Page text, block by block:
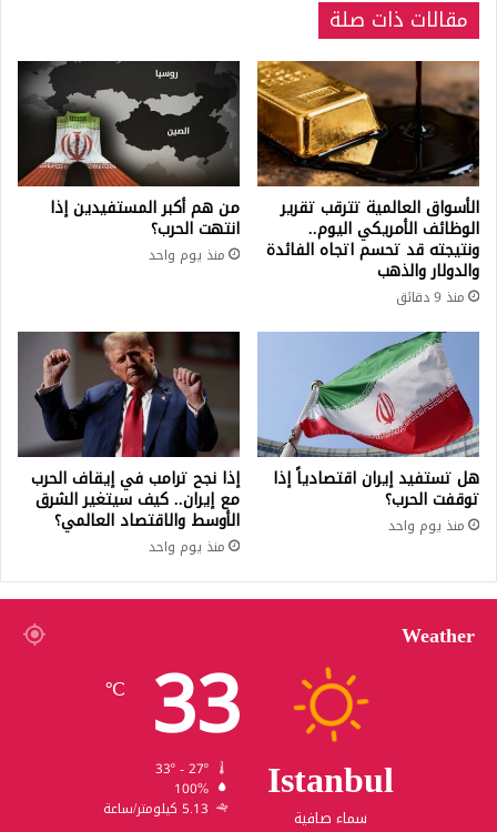
مرة
مقالات ذات صلة
الأسواق العالمية تترقب تقرير
الوظائف الأمريكي اليوم..
ونتيجته قد تحسم اتجاه الفائدة
والدولار والذهب
منذ 9 دقائق
من هم أكبر المستفيدين إذا
انتهت الحرب؟
منذ يوم واحد
هل تستفيد إيران اقتصادياً إذا
توقفت الحرب؟
منذ يوم واحد
إذا نجح ترامب في إيقاف الحرب
مع إيران.. كيف سيتغير الشرق
الأوسط والاقتصاد العالمي؟
منذ يوم واحد
Weather
Istanbul
سماء صافية
33
℃
100%
5.13 كيلومتر/ساعة